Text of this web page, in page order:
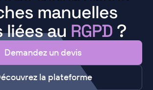
manuelles
au RGPD ?
Demandez un devis
la plateforme